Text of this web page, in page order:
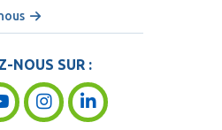
NOUS SUR :